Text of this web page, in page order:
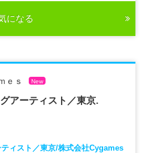
になる
ｅｓ New
アーティスト／東京.
ィスト／東京/株式会社Cygames